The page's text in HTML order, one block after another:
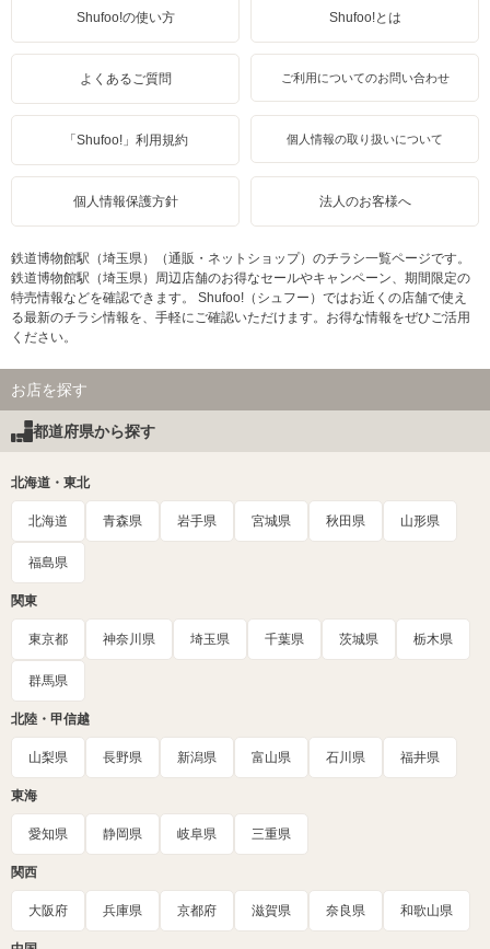
Shufoo!の使い方 Shufoo!とは
よくあるご質問 ご利用についてのお問い合わせ
「Shufoo!」利用規約 個人情報の取り扱いについて
個人情報保護方針 法人のお客様へ
鉄道博物館駅（埼玉県）（通販・ネットショップ）のチラシ一覧ページです。
鉄道博物館駅（埼玉県）周辺店舗のお得なセールやキャンペーン、期間限定の
特売情報などを確認できます。 Shufoo!（シュフー）ではお近くの店舗で使え
る最新のチラシ情報を、手軽にご確認いただけます。お得な情報をぜひご活用
ください。
お店を探す
都道府県から探す
北海道・東北
北海道 青森県 岩手県 宮城県 秋田県 山形県
福島県
関東
東京都 神奈川県 埼玉県 千葉県 茨城県 栃木県
群馬県
北陸・甲信越
山梨県 長野県 新潟県 富山県 石川県 福井県
東海
愛知県 静岡県 岐阜県 三重県
関西
大阪府 兵庫県 京都府 滋賀県 奈良県 和歌山県